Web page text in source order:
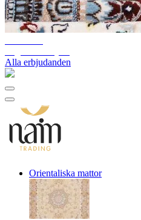
Alla erbjudanden
Orientaliska mattor